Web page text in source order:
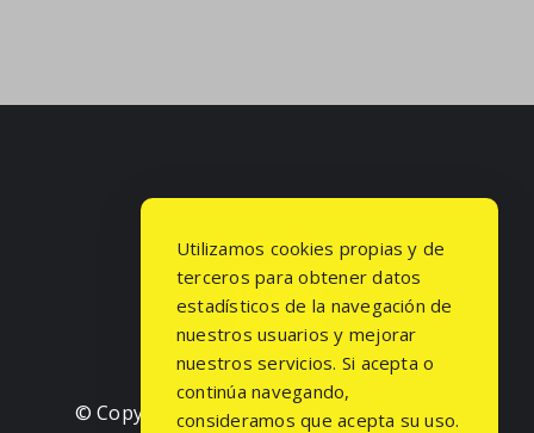
© Copyright2026 | Todos los derechos
Utilizamos cookies propias y de
terceros para obtener datos
estadísticos de la navegación de
nuestros usuarios y mejorar
nuestros servicios. Si acepta o
continúa navegando,
consideramos que acepta su uso.